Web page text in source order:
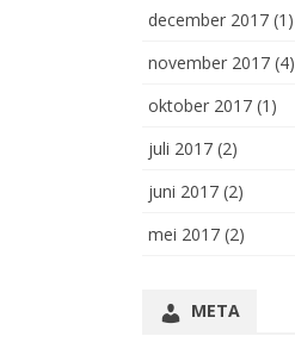
december 2017(1)
november 2017(4)
oktober 2017(1)
juli 2017(2)
juni 2017(2)
mei 2017(2)
META